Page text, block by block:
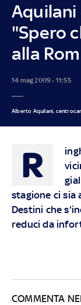
"Spero
alla
14 mag 2009 - 11:55
Alberto Aquilani,
R
stagione ci sia
Destini che
reduci da
COMMENTA